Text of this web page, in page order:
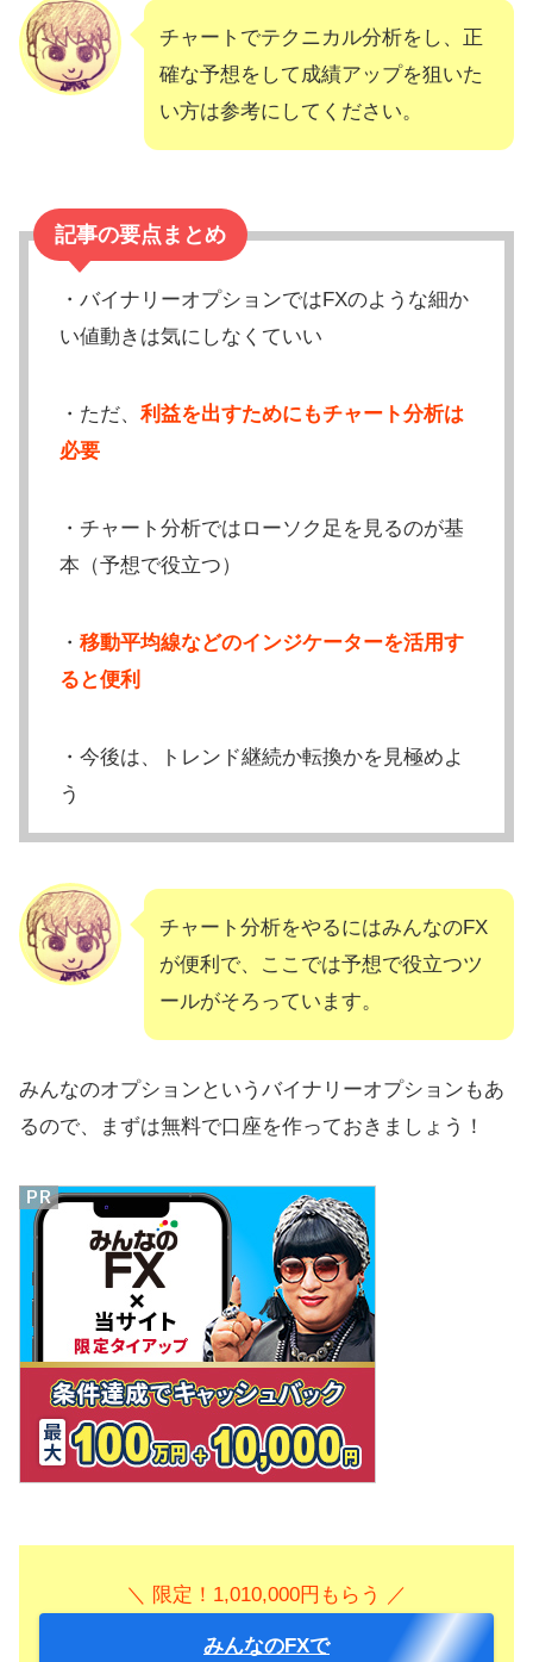
チャートでテクニカル分析をし、正
確な予想をして成績アップを狙いた
い方は参考にしてください。
記事の要点まとめ
・バイナリーオプションではFXのような細か
い値動きは気にしなくていい
・ただ、 利益を出すためにもチャート分析は
必要
・チャート分析ではローソク足を見るのが基
本（予想で役立つ）
・ 移動平均線などのインジケーターを活用す
ると便利
・今後は、トレンド継続か転換かを見極めよ
う
チャート分析をやるにはみんなのFX
が便利で、ここでは予想で役立つツ
ールがそろっています。
みんなのオプションというバイナリーオプションもあ
るので、まずは無料で口座を作っておきましょう！
＼ 限定！1,010,000円もらう ／
みんなのFXで